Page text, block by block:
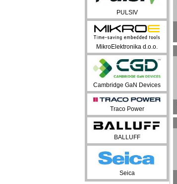
PULSIV
MikroElektronika d.o.o.
Cambridge GaN Devices
Traco Power
BALLUFF
Seica